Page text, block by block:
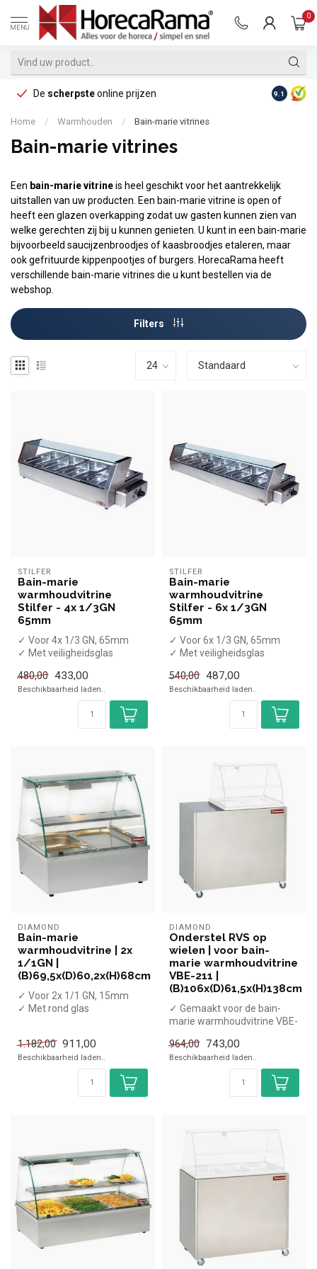
MENU
0
De scherpsteonline prijzen Op
9.1
Home / Warmhouden / Bain-marie vitrines
Bain-marie vitrines
Een bain-marie vitrineis heel geschikt voor het aantrekkelijk
uitstallen van uw producten. Een bain-marie vitrine is open of
heeft een glazen overkapping zodat uw gasten kunnen zien van
welke gerechten zij bij u kunnen genieten. U kunt in een bain-marie
bijvoorbeeld saucijzenbroodjes of kaasbroodjes etaleren, maar
ook gefrituurde kippenpootjes of burgers. HorecaRama heeft
verschillende bain-marie vitrines die u kunt bestellen via de
webshop.
Filters
STILFER
Bain-marie
warmhoudvitrine
Stilfer - 4x 1/3GN
65mm
✓ Voor 4x 1/3 GN, 65mm
✓ Met veiligheidsglas
✓ 1,2 kW
✓ 230 Vol...
480,00 433,00
Beschikbaarheid laden..
STILFER
Bain-marie
warmhoudvitrine
Stilfer - 6x 1/3GN
65mm
✓ Voor 6x 1/3 GN, 65mm
✓ Met veiligheidsglas
✓ 1,6 kW
✓ 230 Vol...
540,00 487,00
Beschikbaarheid laden..
DIAMOND
Bain-marie
warmhoudvitrine | 2x
1/1GN |
(B)69,5x(D)60,2x(H)68cm
✓ Voor 2x 1/1 GN, 15mm
✓ Met rond glas
✓ 230 Volt
1.182,00 911,00
Beschikbaarheid laden..
DIAMOND
Onderstel RVS op
wielen | voor bain-
marie warmhoudvitrine
VBE-211 |
(B)106x(D)61,5x(H)138cm
✓ Gemaakt voor de bain-
marie warmhoudvitrine VBE-
✓ Met schuifdeuren
✓ Verr...
964,00 743,00
Beschikbaarheid laden..